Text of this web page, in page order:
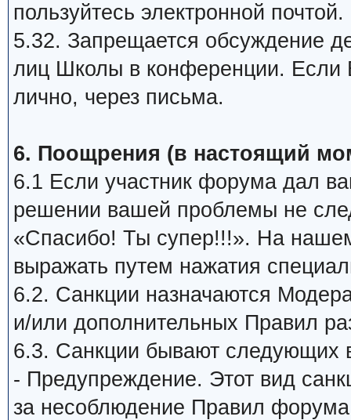
пользуйтесь электронной почтой.
5.32. Запрещается обсуждение
лиц Школы в конференции. Если
лично, через письма.
6. Поощрения (в настоящий
6.1 Если участник форума дал
решении вашей проблемы не
«Спасибо! Ты супер!!!». На
выражать путем нажатия
6.2. Санкции назначаются
и/или дополнительных Правил
6.3. Санкции бывают следующих
- Предупреждение. Этот вид
за несоблюдение Правил